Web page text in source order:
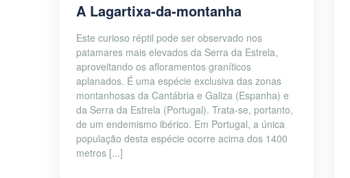
A Lagartixa-da-montanha
Este curioso réptil pode ser observado nos
patamares mais elevados da Serra da Estrela,
aproveitando os afloramentos graníticos
aplanados. É uma espécie exclusiva das zonas
montanhosas da Cantábria e Galiza (Espanha) e
da Serra da Estrela (Portugal). Trata-se, portanto,
de um endemismo ibérico. Em Portugal, a única
população desta espécie ocorre acima dos 1400
metros [...]